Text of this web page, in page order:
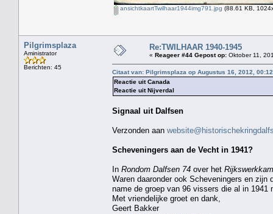
ansichtkaartTwilhaar1944img791.jpg (88.61 KB,
Pilgrimsplaza
Aministrator
Berichten: 45
Re:TWILHAAR 1940-1945
« Reageer #44 Gepost op: Oktober 11,
Citaat van: Pilgrimsplaza op Augustus 16, 2012,
Reactie uit Canada
Reactie uit Nijverdal
Signaal uit Dalfsen
Verzonden aan
Scheveningers aan de Vecht in 1941?
In Rondom Dalfsen 74 over het
Waren daaronder ook Scheveningers en
name de groep van 96 vissers die al in 1941
Met vriendelijke groet en dank,
Geert Bakker